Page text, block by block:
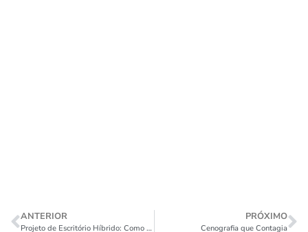
ANTERIOR
Projeto de Escritório Híbrido: Como Adequar Seu Espaço de Trabalho para o Futuro
PRÓXIMO
Cenografia que Contagia